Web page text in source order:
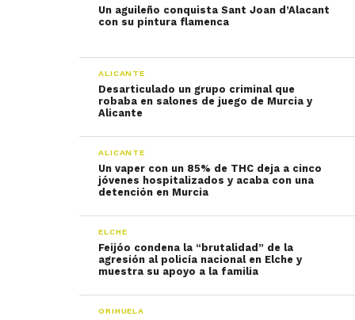
Un aguileño conquista Sant Joan d’Alacant
con su pintura flamenca
ALICANTE
Desarticulado un grupo criminal que
robaba en salones de juego de Murcia y
Alicante
ALICANTE
Un vaper con un 85% de THC deja a cinco
jóvenes hospitalizados y acaba con una
detención en Murcia
ELCHE
Feijóo condena la “brutalidad” de la
agresión al policía nacional en Elche y
muestra su apoyo a la familia
ORIHUELA